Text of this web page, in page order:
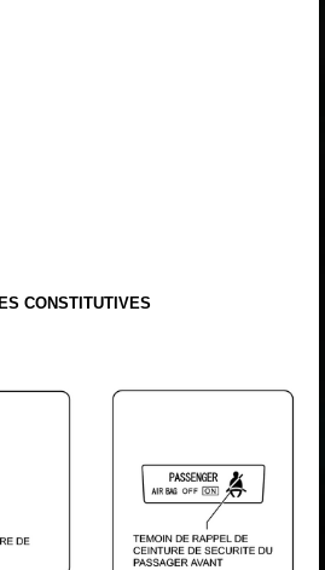
CONSTITUTIVES